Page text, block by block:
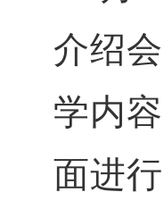
介绍
学内
面进